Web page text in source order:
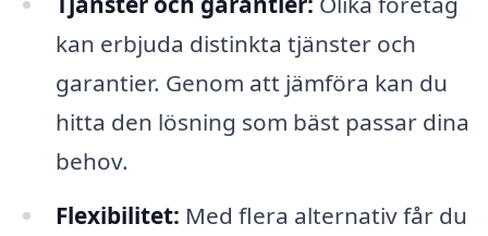
kan erbjuda distinkta tjänster och
garantier. Genom att jämföra kan du
hitta den lösning som bäst passar dina
behov.
Flexibilitet: Med flera alternativ får du